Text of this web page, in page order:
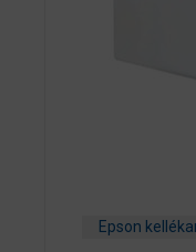
Epson